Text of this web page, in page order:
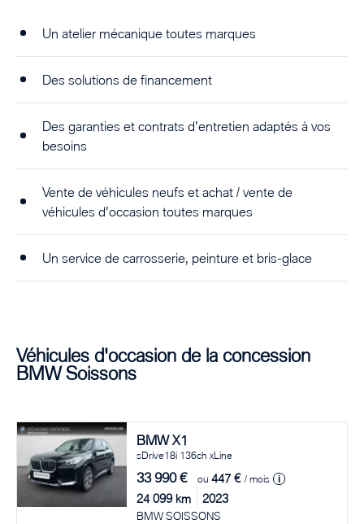
Un atelier mécanique toutes marques
Des solutions de financement
Des garanties et contrats d'entretien adaptés à vos
besoins
Vente de véhicules neufs et achat / vente de
véhicules d'occasion toutes marques
Un service de carrosserie, peinture et bris-glace
Véhicules d'occasion de la concession
BMW Soissons
BMWX1
sDrive18i 136ch xLine
33 990€ ou447 €/ mois i
BMW SOISSONS
24 099 km 2023